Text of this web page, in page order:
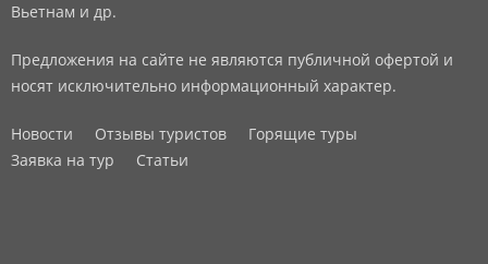
Вьетнам и др.
Предложения на сайте не являются публичной офертой и
носят исключительно информационный характер.
Новости Отзывы туристов
Горящие туры
Заявка на тур
Статьи